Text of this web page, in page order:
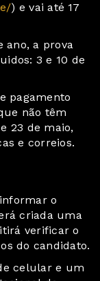
) e vai até 17
ano, a prova
3 e 10 de
pagamento
não têm
23 de maio,
e correios.
o
criada uma
verificar o
do candidato.
celular e um